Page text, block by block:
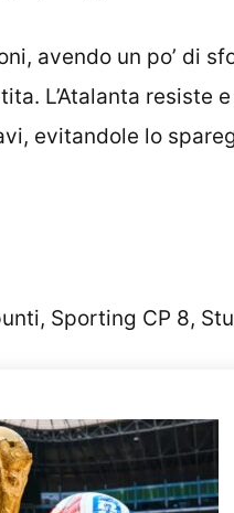
avendo un po’ di
L’Atalanta resiste
evitandole lo
Sporting CP 8,